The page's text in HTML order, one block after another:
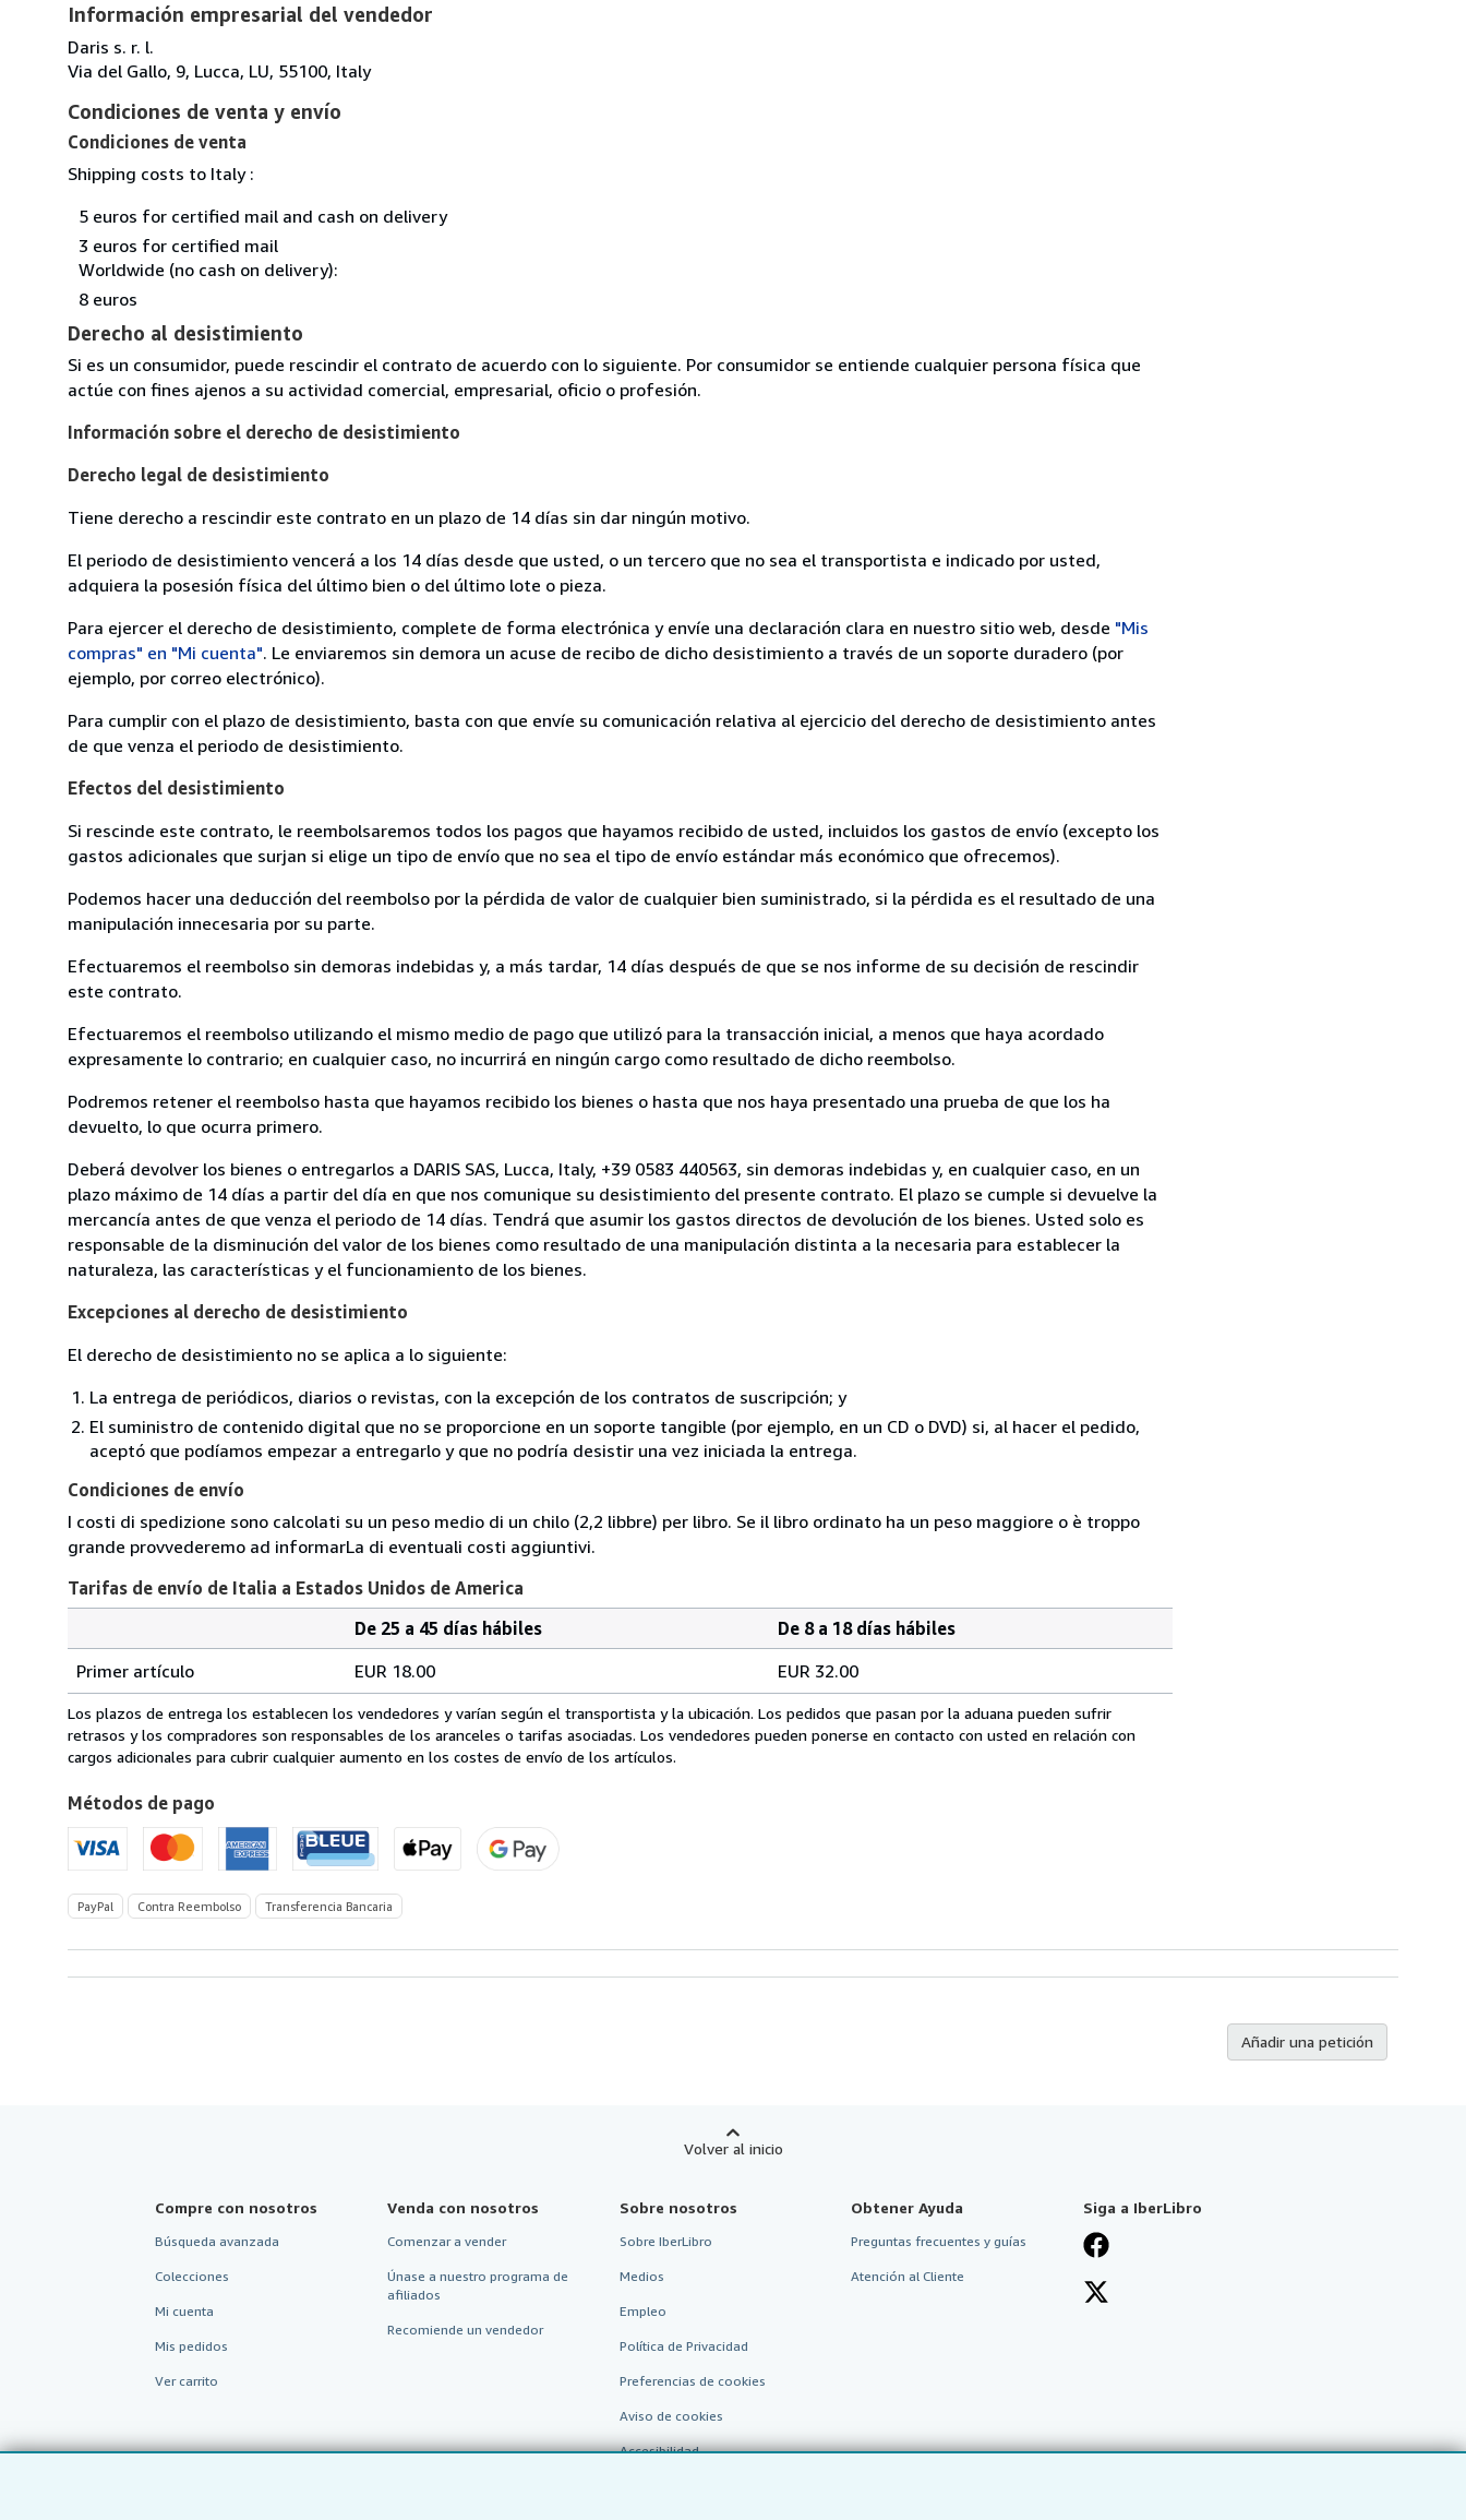
Información empresarial del vendedor
Daris s. r. l.
Via del Gallo, 9, Lucca, LU, 55100, Italy
Condiciones de venta y envío
Condiciones de venta
Shipping costs to Italy :
5 euros for certified mail and cash on delivery
3 euros for certified mail
Worldwide (no cash on delivery):
8 euros
Derecho al desistimiento
Si es un consumidor, puede rescindir el contrato de acuerdo con lo siguiente. Por consumidor se entiende cualquier persona física que
actúe con fines ajenos a su actividad comercial, empresarial, oficio o profesión.
Información sobre el derecho de desistimiento
Derecho legal de desistimiento
Tiene derecho a rescindir este contrato en un plazo de 14 días sin dar ningún motivo.
El periodo de desistimiento vencerá a los 14 días desde que usted, o un tercero que no sea el transportista e indicado por usted,
adquiera la posesión física del último bien o del último lote o pieza.
Para ejercer el derecho de desistimiento, complete de forma electrónica y envíe una declaración clara en nuestro sitio web, desde "Mis
compras" en "Mi cuenta". Le enviaremos sin demora un acuse de recibo de dicho desistimiento a través de un soporte duradero (por
ejemplo, por correo electrónico).
Para cumplir con el plazo de desistimiento, basta con que envíe su comunicación relativa al ejercicio del derecho de desistimiento antes
de que venza el periodo de desistimiento.
Efectos del desistimiento
Si rescinde este contrato, le reembolsaremos todos los pagos que hayamos recibido de usted, incluidos los gastos de envío (excepto los
gastos adicionales que surjan si elige un tipo de envío que no sea el tipo de envío estándar más económico que ofrecemos).
Podemos hacer una deducción del reembolso por la pérdida de valor de cualquier bien suministrado, si la pérdida es el resultado de una
manipulación innecesaria por su parte.
Efectuaremos el reembolso sin demoras indebidas y, a más tardar, 14 días después de que se nos informe de su decisión de rescindir
este contrato.
Efectuaremos el reembolso utilizando el mismo medio de pago que utilizó para la transacción inicial, a menos que haya acordado
expresamente lo contrario; en cualquier caso, no incurrirá en ningún cargo como resultado de dicho reembolso.
Podremos retener el reembolso hasta que hayamos recibido los bienes o hasta que nos haya presentado una prueba de que los ha
devuelto, lo que ocurra primero.
Deberá devolver los bienes o entregarlos a DARIS SAS, Lucca, Italy, +39 0583 440563, sin demoras indebidas y, en cualquier caso, en un
plazo máximo de 14 días a partir del día en que nos comunique su desistimiento del presente contrato. El plazo se cumple si devuelve la
mercancía antes de que venza el periodo de 14 días. Tendrá que asumir los gastos directos de devolución de los bienes. Usted solo es
responsable de la disminución del valor de los bienes como resultado de una manipulación distinta a la necesaria para establecer la
naturaleza, las características y el funcionamiento de los bienes.
Excepciones al derecho de desistimiento
El derecho de desistimiento no se aplica a lo siguiente:
La entrega de periódicos, diarios o revistas, con la excepción de los contratos de suscripción; y
El suministro de contenido digital que no se proporcione en un soporte tangible (por ejemplo, en un CD o DVD) si, al hacer el pedido,
aceptó que podíamos empezar a entregarlo y que no podría desistir una vez iniciada la entrega.
Condiciones de envío
I costi di spedizione sono calcolati su un peso medio di un chilo (2,2 libbre) per libro. Se il libro ordinato ha un peso maggiore o è troppo
grande provvederemo ad informarLa di eventuali costi aggiuntivi.
Tarifas de envío de Italia a Estados Unidos de America
de
envío
de
Italia
Estados
Unidos
de
America
pedido
De 25 a 45 días hábiles
De 8 a 18 días hábiles
Primer artículo
EUR 18.00 EUR 32.00
Los plazos de entrega los establecen los vendedores y varían según el transportista y la ubicación. Los pedidos que pasan por la aduana pueden sufrir
retrasos y los compradores son responsables de los aranceles o tarifas asociadas. Los vendedores pueden ponerse en contacto con usted en relación con
cargos adicionales para cubrir cualquier aumento en los costes de envío de los artículos.
Métodos de pago
PayPal Contra Reembolso Transferencia Bancaria
Añadir una petición
Volver al inicio
Compre con nosotros
Búsqueda avanzada
Colecciones
Mi cuenta
Mis pedidos
Ver carrito
Venda con nosotros
Comenzar a vender
Únase a nuestro programa de
afiliados
Recomiende un vendedor
Sobre nosotros
Sobre IberLibro
Medios
Empleo
Política de Privacidad
Preferencias de cookies
Aviso de cookies
Accesibilidad
Obtener Ayuda
Preguntas frecuentes y guías
Atención al Cliente
Siga a IberLibro